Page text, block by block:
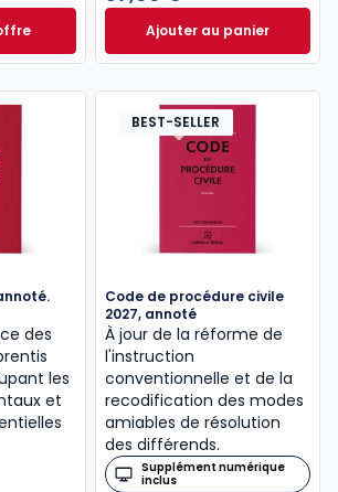
pénal 2026. 27e éd. à partir de
Ajouter au panier
Code de
des
les
et
BEST-SELLER
Code de procédure civile
2027, annoté
À jour de la réforme de
l'instruction
conventionnelle et de la
recodification des modes
amiables de résolution
des différends.
Supplément numérique
inclus